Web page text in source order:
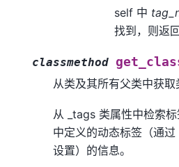
self 中
找到，则返
classmethod
从类及其所有父类中获取
从 _tags 类属性中检索
中定义的动态标签（通
设置）的信息。